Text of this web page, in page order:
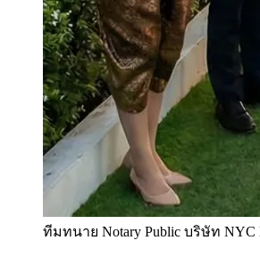
ทีมทนาย Notary Public บริษัท NYC